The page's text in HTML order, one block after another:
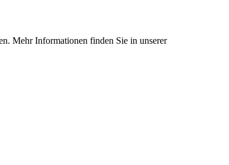
Mehr Informationen finden Sie in unserer